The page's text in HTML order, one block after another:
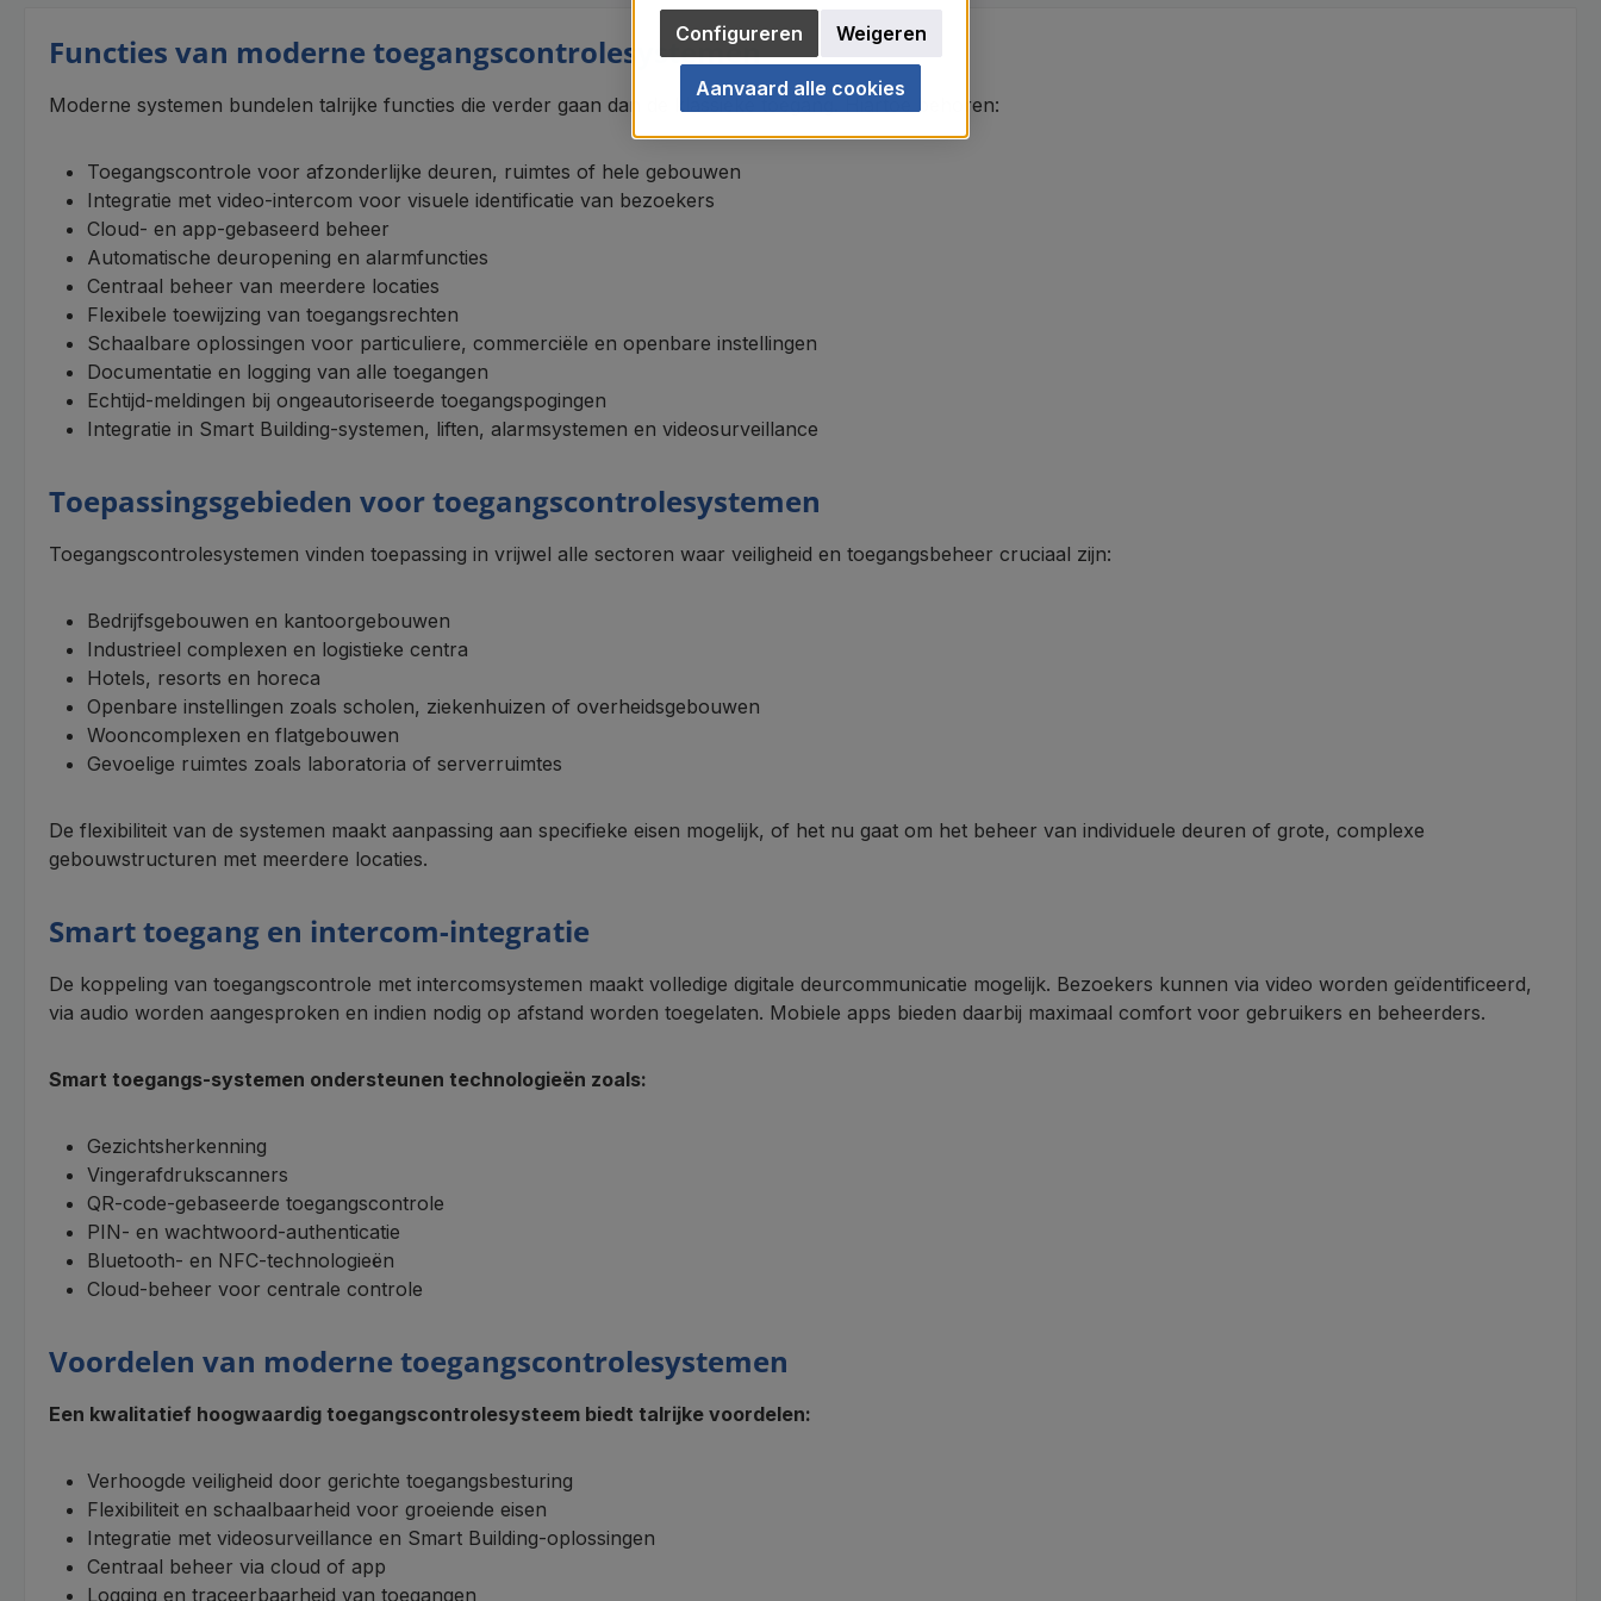
Functies van moderne toegangscontrolesystemen
Moderne systemen bundelen talrijke functies die verder gaan dan de klassieke toegang. Hiartoe behoren:
Toegangscontrole voor afzonderlijke deuren, ruimtes of hele gebouwen
Integratie met video-intercom voor visuele identificatie van bezoekers
Cloud- en app-gebaseerd beheer
Automatische deuropening en alarmfuncties
Centraal beheer van meerdere locaties
Flexibele toewijzing van toegangsrechten
Schaalbare oplossingen voor particuliere, commerciële en openbare instellingen
Documentatie en logging van alle toegangen
Echtijd-meldingen bij ongeautoriseerde toegangspogingen
Integratie in Smart Building-systemen, liften, alarmsystemen en videosurveillance
Toepassingsgebieden voor toegangscontrolesystemen
Toegangscontrolesystemen vinden toepassing in vrijwel alle sectoren waar veiligheid en toegangsbeheer cruciaal zijn:
Bedrijfsgebouwen en kantoorgebouwen
Industrieel complexen en logistieke centra
Hotels, resorts en horeca
Openbare instellingen zoals scholen, ziekenhuizen of overheidsgebouwen
Wooncomplexen en flatgebouwen
Gevoelige ruimtes zoals laboratoria of serverruimtes
De flexibiliteit van de systemen maakt aanpassing aan specifieke eisen mogelijk, of het nu gaat om het beheer van individuele deuren of grote, complexe
gebouwstructuren met meerdere locaties.
Smart toegang en intercom-integratie
De koppeling van toegangscontrole met intercomsystemen maakt volledige digitale deurcommunicatie mogelijk. Bezoekers kunnen via video worden geïdentificeerd,
via audio worden aangesproken en indien nodig op afstand worden toegelaten. Mobiele apps bieden daarbij maximaal comfort voor gebruikers en beheerders.
Smart toegangs-systemen ondersteunen technologieën zoals:
Gezichtsherkenning
Vingerafdrukscanners
QR-code-gebaseerde toegangscontrole
PIN- en wachtwoord-authenticatie
Bluetooth- en NFC-technologieën
Cloud-beheer voor centrale controle
Voordelen van moderne toegangscontrolesystemen
Een kwalitatief hoogwaardig toegangscontrolesysteem biedt talrijke voordelen:
Verhoogde veiligheid door gerichte toegangsbesturing
Flexibiliteit en schaalbaarheid voor groeiende eisen
Integratie met videosurveillance en Smart Building-oplossingen
Centraal beheer via cloud of app
Logging en traceerbaarheid van toegangen
Weigeren
Configureren
Aanvaard alle cookies